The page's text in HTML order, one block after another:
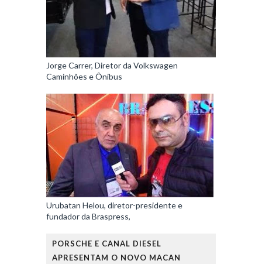
Jorge Carrer, Diretor da Volkswagen
Caminhões e Ônibus
Urubatan Helou, diretor-presidente e
fundador da Braspress,
PORSCHE E CANAL DIESEL
APRESENTAM O NOVO MACAN